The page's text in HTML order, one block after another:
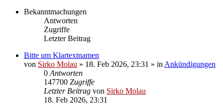
Bekanntmachungen
Antworten
Zugriffe
Letzter Beitrag
Bitte um Klartextnamen
von Sirko Molau » 18. Feb 2026, 23:31 » in Ankündigungen
0 Antworten
147700 Zugriffe
Letzter Beitrag von Sirko Molau
18. Feb 2026, 23:31